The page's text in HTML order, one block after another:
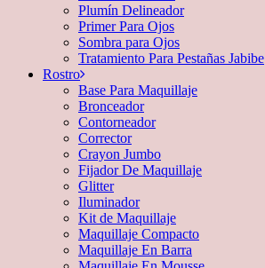
Plumín Delineador
Primer Para Ojos
Sombra para Ojos
Tratamiento Para Pestañas Jabibe
Rostro
Base Para Maquillaje
Bronceador
Contorneador
Corrector
Crayon Jumbo
Fijador De Maquillaje
Glitter
Iluminador
Kit de Maquillaje
Maquillaje Compacto
Maquillaje En Barra